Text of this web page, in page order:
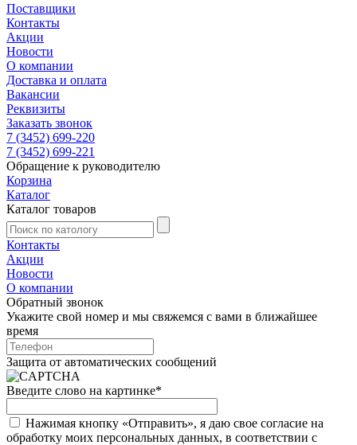
Поставщики
Контакты
Акции
Новости
О компании
Доставка и оплата
Вакансии
Реквизиты
Заказать звонок
7 (3452) 699-220
7 (3452) 699-221
Обращение к руководителю
Корзина
Каталог
Каталог товаров
Контакты
Акции
Новости
О компании
Обратный звонок
Укажите свой номер и мы свяжемся с вами в ближайшее
время
Защита от автоматических сообщений
Введите слово на картинке*
Нажимая кнопку «Отправить», я даю свое согласие на
обработку моих персональных данных, в соответствии с